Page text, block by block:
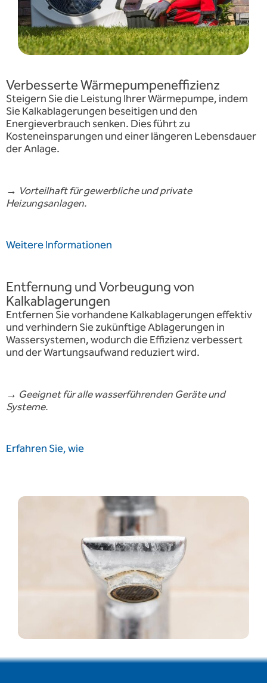
Verbesserte Wärmepumpeneffizienz
Steigern Sie die Leistung Ihrer Wärmepumpe, indem
Sie Kalkablagerungen beseitigen und den
Energieverbrauch senken. Dies führt zu
Kosteneinsparungen und einer längeren Lebensdauer
der Anlage.
→ Vorteilhaft für gewerbliche und private
Heizungsanlagen.
Weitere Informationen
Entfernung und Vorbeugung von
Kalkablagerungen
Entfernen Sie vorhandene Kalkablagerungen effektiv
und verhindern Sie zukünftige Ablagerungen in
Wassersystemen, wodurch die Effizienz verbessert
und der Wartungsaufwand reduziert wird.
→ Geeignet für alle wasserführenden Geräte und
Systeme.
Erfahren Sie, wie